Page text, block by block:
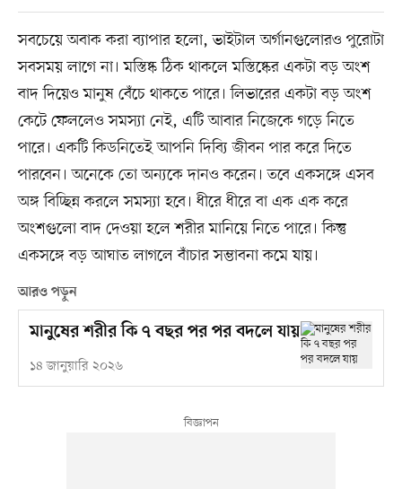
সবচেয়ে অবাক করা ব্যাপার হলো, ভাইটাল অর্গানগুলোরও পুরোটা
সবসময় লাগে না। মস্তিষ্ক ঠিক থাকলে মস্তিষ্কের একটা বড় অংশ
বাদ দিয়েও মানুষ বেঁচে থাকতে পারে। লিভারের একটা বড় অংশ
কেটে ফেললেও সমস্যা নেই, এটি আবার নিজেকে গড়ে নিতে
পারে। একটি কিডনিতেই আপনি দিব্যি জীবন পার করে দিতে
পারবেন। অনেকে তো অন্যকে দানও করেন। তবে একসঙ্গে এসব
অঙ্গ বিচ্ছিন্ন করলে সমস্যা হবে। ধীরে ধীরে বা এক এক করে
অংশগুলো বাদ দেওয়া হলে শরীর মানিয়ে নিতে পারে। কিন্তু
একসঙ্গে বড় আঘাত লাগলে বাঁচার সম্ভাবনা কমে যায়।
আরও পড়ুন
মানুষের শরীর কি ৭ বছর পর পর বদলে যায়
১৪ জানুয়ারি ২০২৬